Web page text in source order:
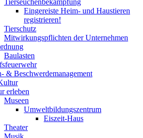
Tierseuchenbekämpfung
Eingereiste Heim- und Haustieren
registrieren!
Tierschutz
Mitwirkungspflichten der Unternehmen
Baulasten
& Beschwerdemanagement
erleben
Museen
Umweltbildungszentrum
Eiszeit-Haus
Theater
Musik